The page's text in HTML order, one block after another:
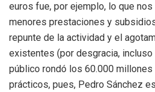
euros fue, por ejemplo, lo que
menores prestaciones y
repunte de la actividad y el
existentes (por desgracia,
público rondó los 60.000
prácticos, pues, Pedro Sánchez